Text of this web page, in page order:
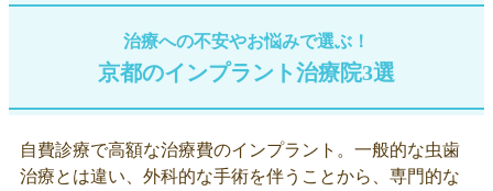
治療への不安やお悩みで選ぶ！
京都のインプラント治療院3選
自費診療で高額な治療費のインプラント。一般的な虫歯
治療とは違い、外科的な手術を伴うことから、専門的な